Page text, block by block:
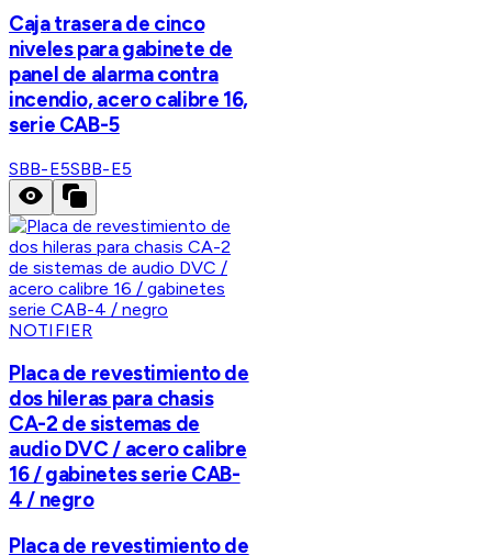
Caja trasera de cinco
niveles para gabinete de
panel de alarma contra
incendio, acero calibre 16,
serie CAB-5
SBB-E5SBB-E5
NOTIFIER
Placa de revestimiento de
dos hileras para chasis
CA-2 de sistemas de
audio DVC / acero calibre
16 / gabinetes serie CAB-
4 / negro
Placa de revestimiento de